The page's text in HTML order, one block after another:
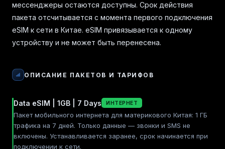
мессенджеры остаются доступны. Срок действия
пакета отсчитывается с момента первого подключения
eSIM к сети в Китае. eSIM привязывается к одному
устройству и не может быть перенесена.
ОПИСАНИЕ ПАКЕТОВ И ТАРИФОВ
Data eSIM | 1GB | 7 Days ИНТЕРНЕТ
Пакет мобильного интернета для материкового Китая: 1 ГБ
трафика на 7 дней. Только данные — звонки и SMS не
включены. Устанавливается заранее, срок начинается при
подключении к сети.